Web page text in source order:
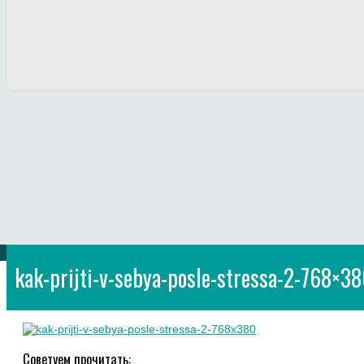
kak-prijti-v-sebya-posle-stressa-2-
Советуем прочитать: